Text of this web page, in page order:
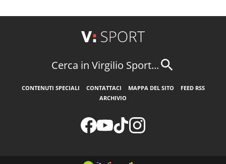
Cerca in Virgilio Sport...
CONTENUTI SPECIALI CONTATTACI MAPPA DEL SITO
FEED RSS
ARCHIVIO